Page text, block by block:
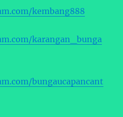
kembang888
karangan_bunga
bungaucapancant